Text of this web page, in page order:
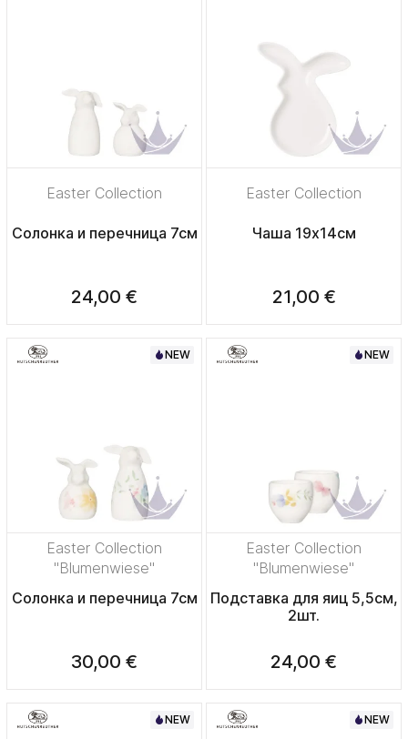
Easter Collection
Солонка и перечница 7см
24,00 €
Easter Collection
Чаша 19х14см
21,00 €
NEW
Easter Collection
"Blumenwiese"
Солонка и перечница 7см
30,00 €
NEW
Easter Collection
"Blumenwiese"
Подставка для яиц 5,5см,
2шт.
24,00 €
NEW NEW